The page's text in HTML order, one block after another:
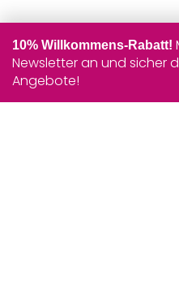
10% Willkommens-Rabatt!
Newsletter an und sicher
Angebote!